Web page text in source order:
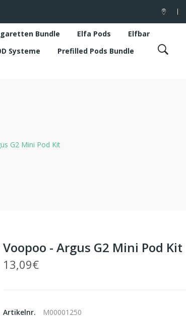
Bundle Elfa Pods
Elfbar
Systeme
Prefilled Pods Bundle
G2 Mini Pod Kit
Voopoo - Argus G2 Mini Pod Kit
13,09€
Artikelnr.
M00001250